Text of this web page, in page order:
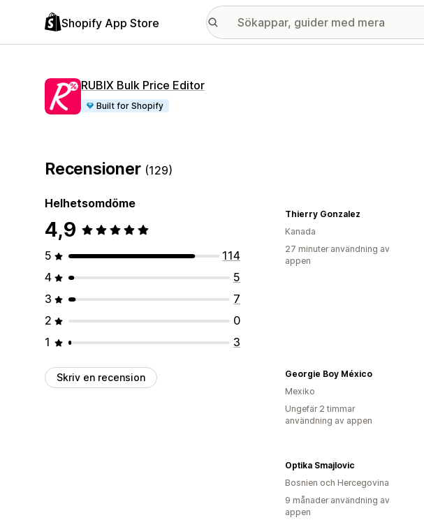
Shopify App Store
RUBIX Bulk Price Editor
Built for Shopify
Recensioner (129)
Helhetsomdöme
4,9
5
114
4
5
3
7
2
0
1
3
Skriv en recension
Thierry Gonzalez
Kanada
27 minuter användning av
appen
Georgie Boy México
Mexiko
Ungefär 2 timmar
användning av appen
Optika Smajlovic
Bosnien och Hercegovina
9 månader användning av
appen